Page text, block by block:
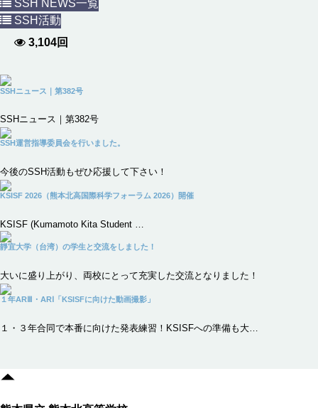
SSH NEWS一覧
SSH活動
3,104回
SSHニュース｜第382号
SSHニュース｜第382号
SSH運営指導委員会を行いました。
今後のSSH活動もぜひ応援して下さい！
KSISF 2026（熊本北高国際科学フォーラム 2026）開催
KSISF (Kumamoto Kita Student …
靜宜大学（台湾）の学生と交流をしました！
大いに盛り上がり、両校にとって充実した交流となりました！
１年ARⅢ・ARⅠ「KSISFに向けた動画撮影」
１・３年合同で本番に向けた発表練習！KSISFへの準備も大…